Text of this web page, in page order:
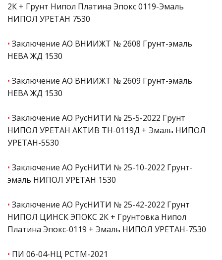
2К + Грунт Нипол Платина Эпокс 0119-Эмаль
НИПОЛ УРЕТАН 7530
• Заключение АО ВНИИЖТ № 2608 Грунт-эмаль
НЕВА ЖД 1530
• Заключение АО ВНИИЖТ № 2609 Грунт-эмаль
НЕВА ЖД 1530
• Заключение АО РусНИТИ № 25-5-2022 Грунт
НИПОЛ УРЕТАН АКТИВ ТН-0119Д + Эмаль НИПОЛ
УРЕТАН-5530
• Заключение АО РусНИТИ № 25-10-2022 Грунт-
эмаль НИПОЛ УРЕТАН 1530
• Заключение АО РусНИТИ № 25-42-2022 Грунт
НИПОЛ ЦИНСК ЭПОКС 2К + Грунтовка Нипол
Платина Эпокс-0119 + Эмаль НИПОЛ УРЕТАН-7530
• ПИ 06-04-НЦ РСТМ-2021